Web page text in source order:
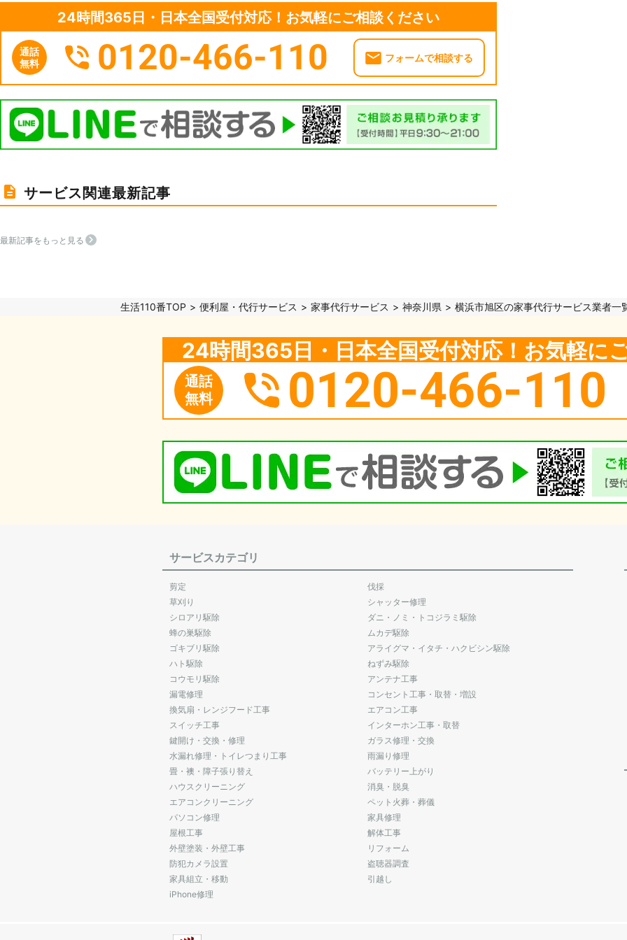
24時間365日・日本全国受付対応！お気軽にご相談ください
通話
無料
0120-466-110 フォームで相談する
サービス関連最新記事
最新記事をもっと見る
生活110番TOP 便利屋・代行サービス 家事代行サービス 神奈川県 横浜市旭区の家事代行サービス業者一
24時間365日・日本全国受付対応！お気軽に
通話
無料
0120-466-110
サービスカテゴリ
剪定
伐採
草刈り
シャッター修理
シロアリ駆除
ダニ・ノミ・トコジラミ駆除
蜂の巣駆除
ムカデ駆除
ゴキブリ駆除
アライグマ・イタチ・ハクビシン駆除
ハト駆除
ねずみ駆除
コウモリ駆除
アンテナ工事
漏電修理
コンセント工事・取替・増設
換気扇・レンジフード工事
エアコン工事
スイッチ工事
インターホン工事・取替
鍵開け・交換・修理
ガラス修理・交換
水漏れ修理・トイレつまり工事
雨漏り修理
畳・襖・障子張り替え
バッテリー上がり
ハウスクリーニング
消臭・脱臭
エアコンクリーニング
ペット火葬・葬儀
パソコン修理
家具修理
屋根工事
解体工事
外壁塗装・外壁工事
リフォーム
防犯カメラ設置
盗聴器調査
家具組立・移動
引越し
iPhone修理